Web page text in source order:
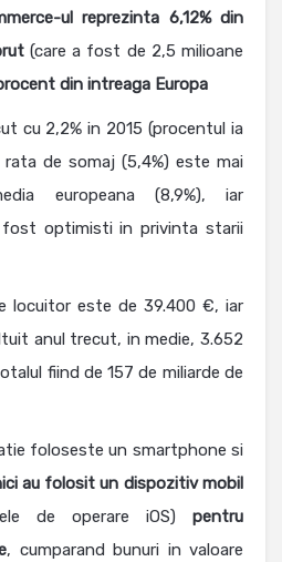
ul reprezinta 6,12% din
(care a fost de 2,5 milioane
din intreaga Europa
cu 2,2% in 2015 (procentul ia
de somaj (5,4%) este mai
europeana (8,9%), iar
fost optimisti in privinta starii
locuitor este de 39.400 €, iar
anul trecut, in medie, 3.652
fiind de 157 de miliarde de
foloseste un smartphone si
au folosit un dispozitiv mobil
de operare iOS) pentru
, cumparand bunuri in valoare